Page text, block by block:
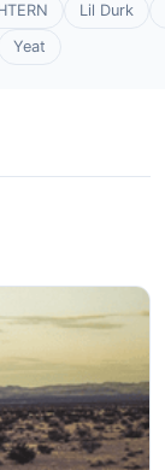
Lil Durk
Yeat